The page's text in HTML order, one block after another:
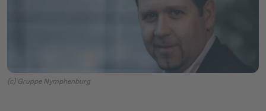
(c) Gruppe Nymphenburg